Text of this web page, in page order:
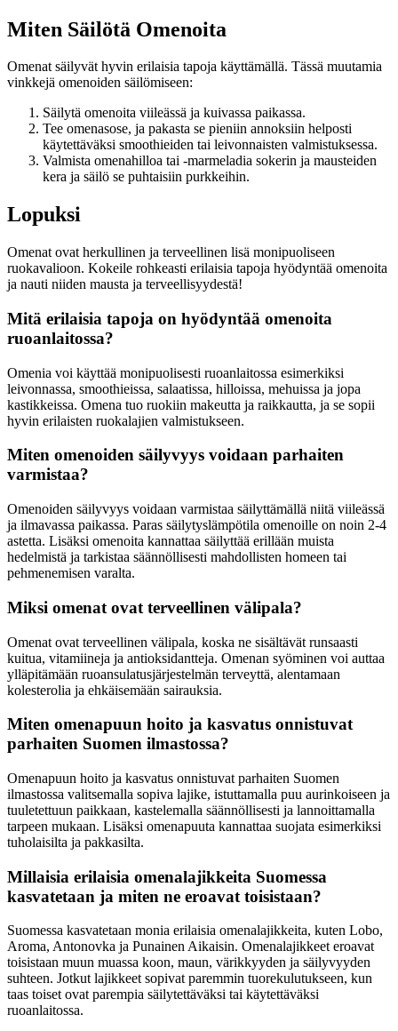
Miten Säilötä Omenoita
Omenat säilyvät hyvin erilaisia tapoja käyttämällä. Tässä muutamia
vinkkejä omenoiden säilömiseen:
Säilytä omenoita viileässä ja kuivassa paikassa.
Tee omenasose, ja pakasta se pieniin annoksiin helposti
käytettäväksi smoothieiden tai leivonnaisten valmistuksessa.
Valmista omenahilloa tai -marmeladia sokerin ja mausteiden
kera ja säilö se puhtaisiin purkkeihin.
Lopuksi
Omenat ovat herkullinen ja terveellinen lisä monipuoliseen
ruokavalioon. Kokeile rohkeasti erilaisia tapoja hyödyntää omenoita
ja nauti niiden mausta ja terveellisyydestä!
Mitä erilaisia tapoja on hyödyntää omenoita
ruoanlaitossa?
Omenia voi käyttää monipuolisesti ruoanlaitossa esimerkiksi
leivonnassa, smoothieissa, salaatissa, hilloissa, mehuissa ja jopa
kastikkeissa. Omena tuo ruokiin makeutta ja raikkautta, ja se sopii
hyvin erilaisten ruokalajien valmistukseen.
Miten omenoiden säilyvyys voidaan parhaiten
varmistaa?
Omenoiden säilyvyys voidaan varmistaa säilyttämällä niitä viileässä
ja ilmavassa paikassa. Paras säilytyslämpötila omenoille on noin 2-4
astetta. Lisäksi omenoita kannattaa säilyttää erillään muista
hedelmistä ja tarkistaa säännöllisesti mahdollisten homeen tai
pehmenemisen varalta.
Miksi omenat ovat terveellinen välipala?
Omenat ovat terveellinen välipala, koska ne sisältävät runsaasti
kuitua, vitamiineja ja antioksidantteja. Omenan syöminen voi auttaa
ylläpitämään ruoansulatusjärjestelmän terveyttä, alentamaan
kolesterolia ja ehkäisemään sairauksia.
Miten omenapuun hoito ja kasvatus onnistuvat
parhaiten Suomen ilmastossa?
Omenapuun hoito ja kasvatus onnistuvat parhaiten Suomen
ilmastossa valitsemalla sopiva lajike, istuttamalla puu aurinkoiseen ja
tuuletettuun paikkaan, kastelemalla säännöllisesti ja lannoittamalla
tarpeen mukaan. Lisäksi omenapuuta kannattaa suojata esimerkiksi
tuholaisilta ja pakkasilta.
Millaisia erilaisia omenalajikkeita Suomessa
kasvatetaan ja miten ne eroavat toisistaan?
Suomessa kasvatetaan monia erilaisia omenalajikkeita, kuten Lobo,
Aroma, Antonovka ja Punainen Aikaisin. Omenalajikkeet eroavat
toisistaan muun muassa koon, maun, värikkyyden ja säilyvyyden
suhteen. Jotkut lajikkeet sopivat paremmin tuorekulutukseen, kun
taas toiset ovat parempia säilytettäväksi tai käytettäväksi
ruoanlaitossa.